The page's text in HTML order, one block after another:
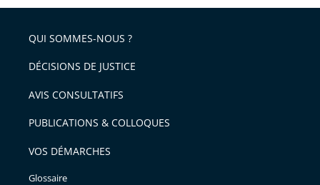
arriver
après
l'article
pour
avant
QUI SOMMES-NOUS ?
DÉCISIONS DE JUSTICE
AVIS CONSULTATIFS
PUBLICATIONS & COLLOQUES
VOS DÉMARCHES
Glossaire